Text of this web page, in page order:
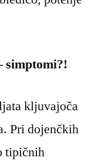
kljuvajoča
Pri dojenčkih
tipičnih